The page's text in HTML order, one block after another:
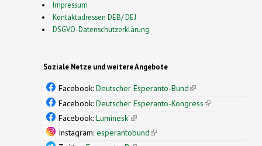
Impressum
Kontaktadressen DEB/ DEJ
DSGVO-Datenschutzerklärung
Soziale Netze und weitere Angebote
Facebook: Deutscher Esperanto-Bund(link is
external)
Facebook: Deutscher Esperanto-Kongress(link is
Facebook: Luminesk'(link is external)
Instagram: esperantobund(link is external)